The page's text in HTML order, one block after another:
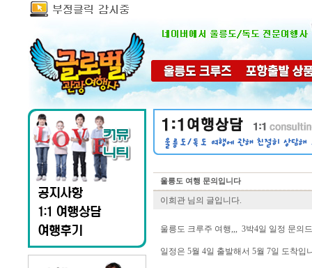
울릉도 여행 문의입니다
이희관 님의 글입니다.
울릉도 크루주 여행,,, 3박4일 일정 문의
일정은 5월 4일 출발해서 5월 7일 도착입